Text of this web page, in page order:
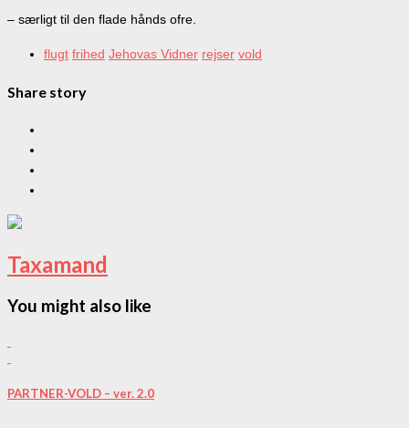
– særligt til den flade hånds ofre.
flugt frihed Jehovas Vidner rejser vold
Share story
Taxamand
You might also like
PARTNER-VOLD – ver. 2.0